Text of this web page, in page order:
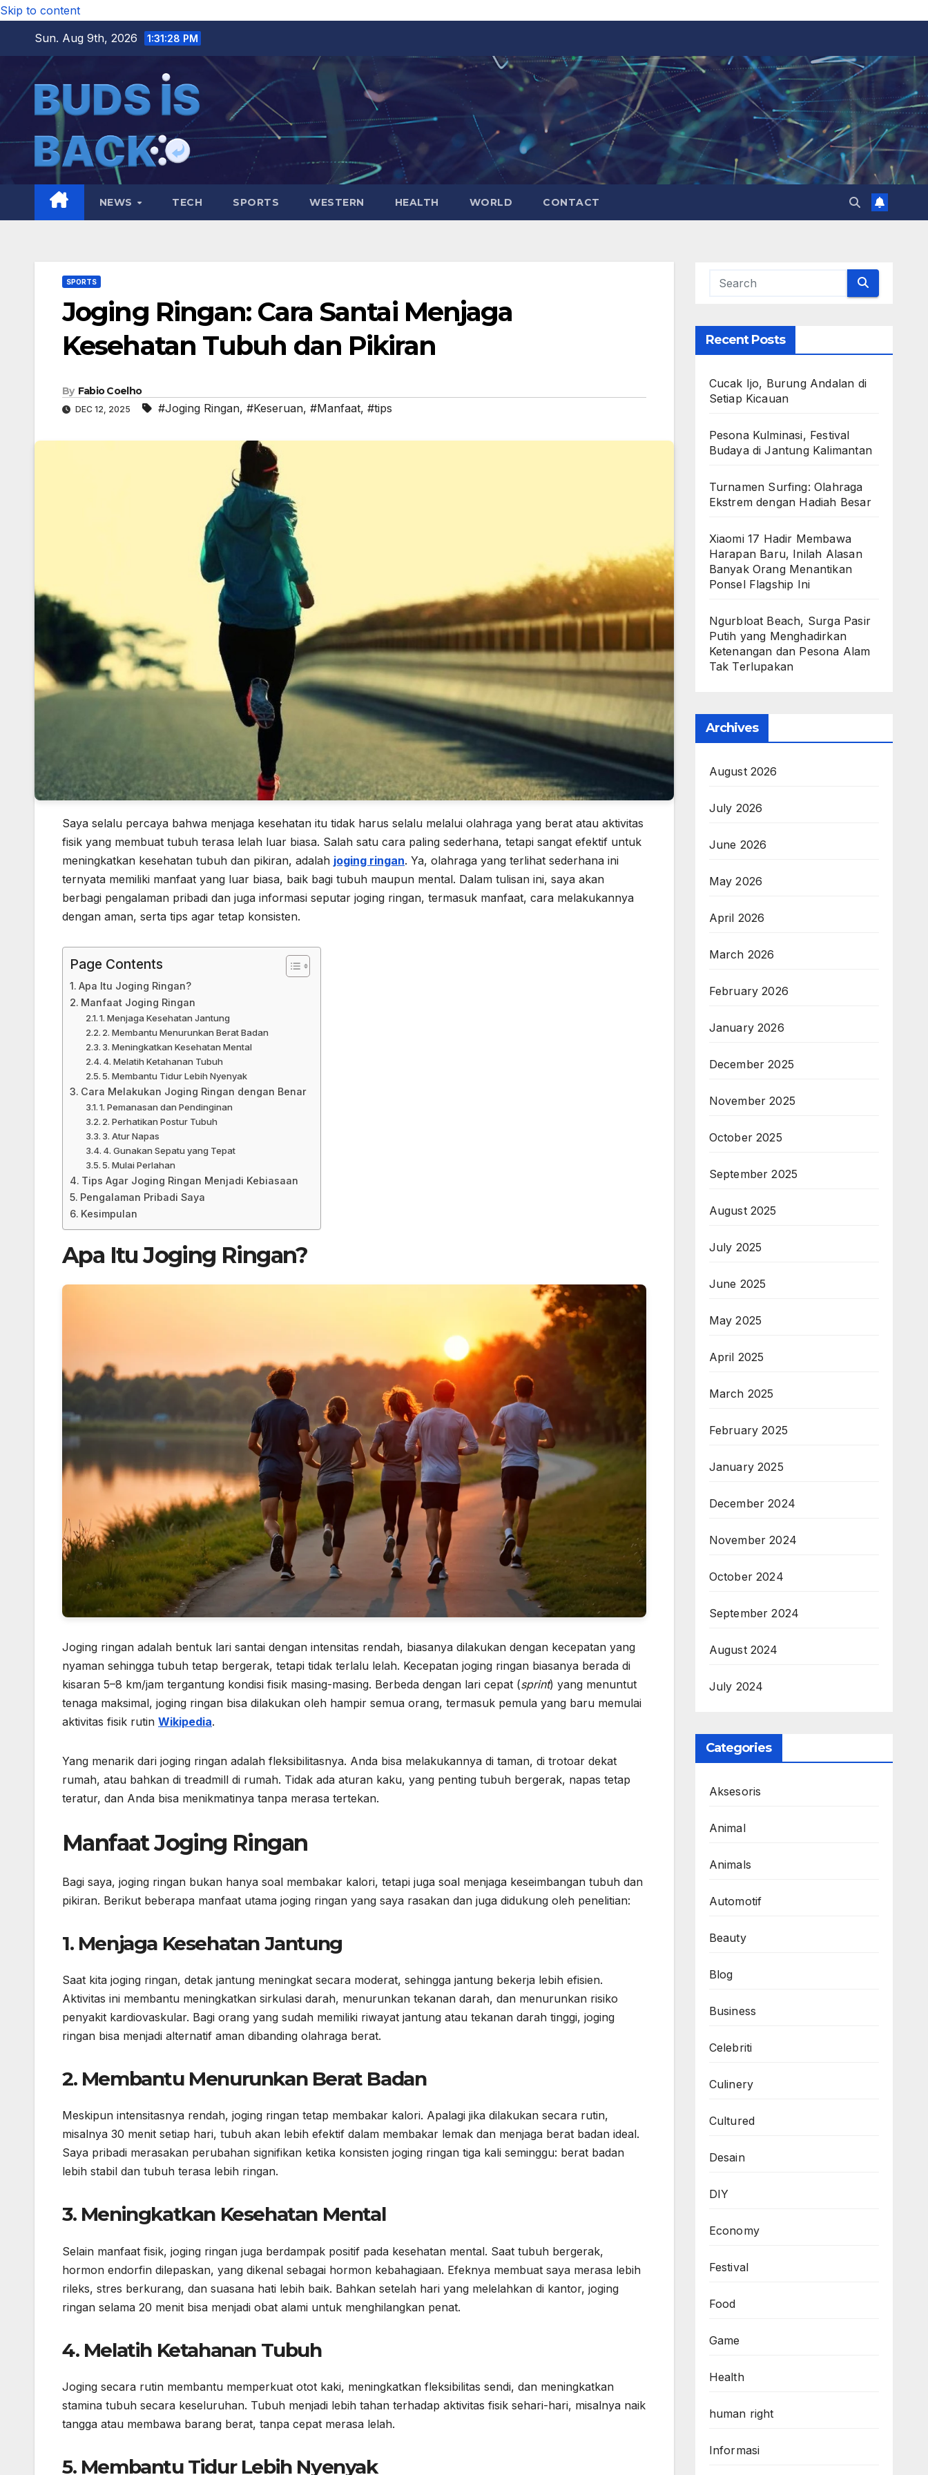
Skip to content
Sun. Aug 9th, 2026
1:31:30 PM
NEWS TECH SPORTS WESTERN HEALTH WORLD CONTACT
SPORTS
Joging Ringan: Cara Santai Menjaga
Kesehatan Tubuh dan Pikiran
By Fabio Coelho
DEC 12, 2025 #Joging Ringan, #Keseruan, #Manfaat, #tips
Saya selalu percaya bahwa menjaga kesehatan itu tidak harus selalu melalui olahraga yang berat atau aktivitas
fisik yang membuat tubuh terasa lelah luar biasa. Salah satu cara paling sederhana, tetapi sangat efektif untuk
meningkatkan kesehatan tubuh dan pikiran, adalah joging ringan. Ya, olahraga yang terlihat sederhana ini
ternyata memiliki manfaat yang luar biasa, baik bagi tubuh maupun mental. Dalam tulisan ini, saya akan
berbagi pengalaman pribadi dan juga informasi seputar joging ringan, termasuk manfaat, cara melakukannya
dengan aman, serta tips agar tetap konsisten.
Page Contents
Apa Itu Joging Ringan?
Manfaat Joging Ringan
1. Menjaga Kesehatan Jantung
2. Membantu Menurunkan Berat Badan
3. Meningkatkan Kesehatan Mental
4. Melatih Ketahanan Tubuh
5. Membantu Tidur Lebih Nyenyak
Cara Melakukan Joging Ringan dengan Benar
1. Pemanasan dan Pendinginan
2. Perhatikan Postur Tubuh
3. Atur Napas
4. Gunakan Sepatu yang Tepat
5. Mulai Perlahan
Tips Agar Joging Ringan Menjadi Kebiasaan
Pengalaman Pribadi Saya
Kesimpulan
Apa Itu Joging Ringan?
Joging ringan adalah bentuk lari santai dengan intensitas rendah, biasanya dilakukan dengan kecepatan yang
nyaman sehingga tubuh tetap bergerak, tetapi tidak terlalu lelah. Kecepatan joging ringan biasanya berada di
kisaran 5–8 km/jam tergantung kondisi fisik masing-masing. Berbeda dengan lari cepat (sprint) yang menuntut
tenaga maksimal, joging ringan bisa dilakukan oleh hampir semua orang, termasuk pemula yang baru memulai
aktivitas fisik rutin Wikipedia.
Yang menarik dari joging ringan adalah fleksibilitasnya. Anda bisa melakukannya di taman, di trotoar dekat
rumah, atau bahkan di treadmill di rumah. Tidak ada aturan kaku, yang penting tubuh bergerak, napas tetap
teratur, dan Anda bisa menikmatinya tanpa merasa tertekan.
Manfaat Joging Ringan
Bagi saya, joging ringan bukan hanya soal membakar kalori, tetapi juga soal menjaga keseimbangan tubuh dan
pikiran. Berikut beberapa manfaat utama joging ringan yang saya rasakan dan juga didukung oleh penelitian:
1. Menjaga Kesehatan Jantung
Saat kita joging ringan, detak jantung meningkat secara moderat, sehingga jantung bekerja lebih efisien.
Aktivitas ini membantu meningkatkan sirkulasi darah, menurunkan tekanan darah, dan menurunkan risiko
penyakit kardiovaskular. Bagi orang yang sudah memiliki riwayat jantung atau tekanan darah tinggi, joging
ringan bisa menjadi alternatif aman dibanding olahraga berat.
2. Membantu Menurunkan Berat Badan
Meskipun intensitasnya rendah, joging ringan tetap membakar kalori. Apalagi jika dilakukan secara rutin,
misalnya 30 menit setiap hari, tubuh akan lebih efektif dalam membakar lemak dan menjaga berat badan ideal.
Saya pribadi merasakan perubahan signifikan ketika konsisten joging ringan tiga kali seminggu: berat badan
lebih stabil dan tubuh terasa lebih ringan.
3. Meningkatkan Kesehatan Mental
Selain manfaat fisik, joging ringan juga berdampak positif pada kesehatan mental. Saat tubuh bergerak,
hormon endorfin dilepaskan, yang dikenal sebagai hormon kebahagiaan. Efeknya membuat saya merasa lebih
rileks, stres berkurang, dan suasana hati lebih baik. Bahkan setelah hari yang melelahkan di kantor, joging
ringan selama 20 menit bisa menjadi obat alami untuk menghilangkan penat.
4. Melatih Ketahanan Tubuh
Joging secara rutin membantu memperkuat otot kaki, meningkatkan fleksibilitas sendi, dan meningkatkan
stamina tubuh secara keseluruhan. Tubuh menjadi lebih tahan terhadap aktivitas fisik sehari-hari, misalnya naik
tangga atau membawa barang berat, tanpa cepat merasa lelah.
5. Membantu Tidur Lebih Nyenyak
Recent Posts
Cucak Ijo, Burung Andalan di
Setiap Kicauan
Pesona Kulminasi, Festival
Budaya di Jantung Kalimantan
Turnamen Surfing: Olahraga
Ekstrem dengan Hadiah Besar
Xiaomi 17 Hadir Membawa
Harapan Baru, Inilah Alasan
Banyak Orang Menantikan
Ponsel Flagship Ini
Ngurbloat Beach, Surga Pasir
Putih yang Menghadirkan
Ketenangan dan Pesona Alam
Tak Terlupakan
Archives
August 2026
July 2026
June 2026
May 2026
April 2026
March 2026
February 2026
January 2026
December 2025
November 2025
October 2025
September 2025
August 2025
July 2025
June 2025
May 2025
April 2025
March 2025
February 2025
January 2025
December 2024
November 2024
October 2024
September 2024
August 2024
July 2024
Categories
Aksesoris
Animal
Animals
Automotif
Beauty
Blog
Business
Celebriti
Culinery
Cultured
Desain
DIY
Economy
Festival
Food
Game
Health
human right
Informasi